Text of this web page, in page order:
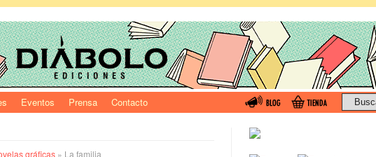
Eventos Prensa Contacto
gráficas » La familia